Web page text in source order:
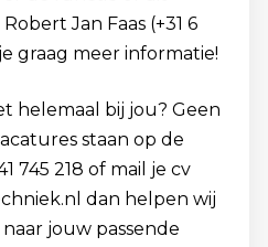
Jan Faas (+31 6
graag meer informatie!
helemaal bij jou? Geen
staan op de
745 218 of mail je cv
dan helpen wij
jouw passende